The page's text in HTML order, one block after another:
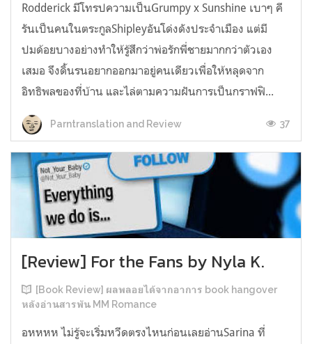
Rodderick มีโทรปความเป็นGrumpy x Sunshine เบาๆ คี
รันเป็นคนในตระกูลShipleyอันโด่งดังประจำเมือง แต่มี
ปมด้อยบางอย่างทำให้รู้สึกว่าพ่อรักพี่ชายมากกว่าตัวเอง
เสมอ จึงดิ้นรนอยากออกมาอยู่คนเดียวเพื่อให้หลุดจาก
อิทธิพลของที่บ้าน และไล่ตามความฝันการเป็นกราฟฟิ...
Parntranslation and Review 37
[Review] For the Fans by Nyla K.
[Book Review] ผลพลอยได้จากอาการ book hangover
หลังอ่านสารพัน MM Romance
อหหหห ไม่รู้จะเริ่มหวีดตรงไหนก่อนเลยอ่านSarina ที่